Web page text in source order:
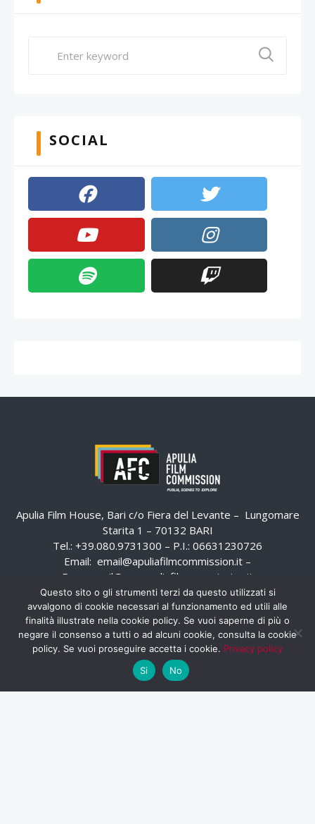
SOCIAL
Apulia Film House, Bari c/o Fiera del Levante – Lungomare
Starita 1 – 70132 BARI
Tel.: +39.080.9731300 – P.I.: 06631230726
Email: email@apuliafilmcommission.it –
Pec:
email@pec.apuliafilmcommission.it
Questo sito o gli strumenti terzi da questo utilizzati si
avvalgono di cookie necessari al funzionamento ed utili alle
finalità illustrate nella cookie policy. Se vuoi saperne di più o
negare il consenso a tutti o ad alcuni cookie, consulta la cookie
policy. Se vuoi proseguire accetta i cookie. Privacy policy
Si
No